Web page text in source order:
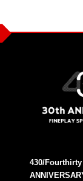
430/